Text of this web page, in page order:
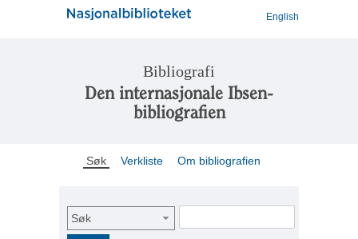
English
Bibliografi
Den internasjonale Ibsen-
bibliografien
Søk Verkliste Om bibliografien
Søk